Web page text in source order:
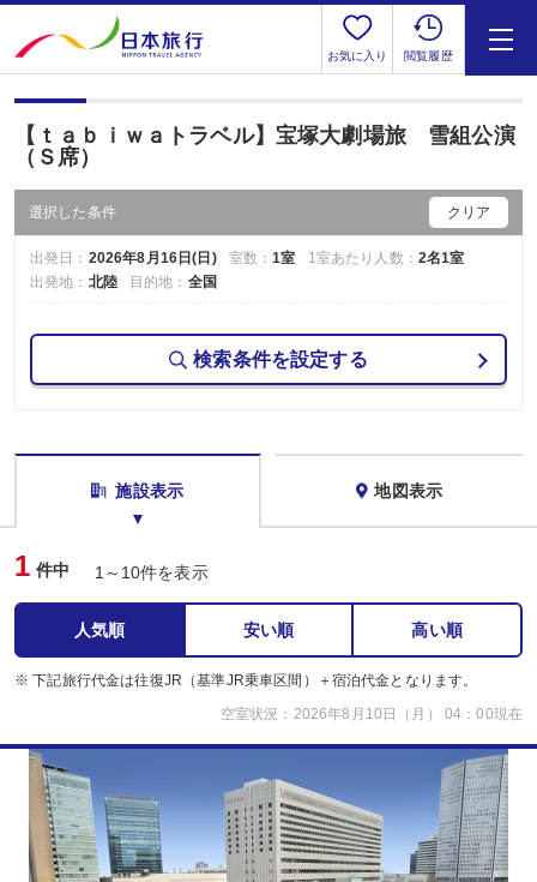
お気に入り 閲覧履歴
【ｔａｂｉｗａトラベル】宝塚大劇場旅 雪組公演
（Ｓ席）
選択した条件 クリア
出発日： 2026年8月16日(日) 室数：1室 1室あたり人数： 2名1室
出発地： 北陸 目的地： 全国
検索条件を設定する
施設表示 地図表示
1 件中 1～10件を表示
人気順 安い順 高い順
※ 下記旅行代金は往復JR（基準JR乗車区間）＋宿泊代金となります。
空室状況：2026年8月10日（月） 04：00現在